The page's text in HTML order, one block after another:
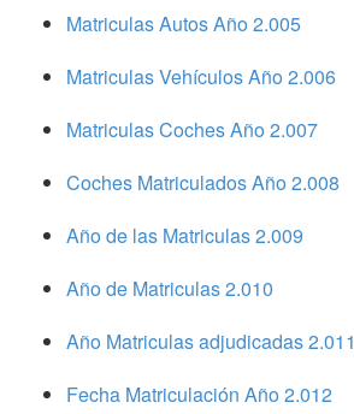
Matriculas Autos Año 2.005
Matriculas Vehículos Año 2.006
Matriculas Coches Año 2.007
Coches Matriculados Año 2.008
Año de las Matriculas 2.009
Año de Matriculas 2.010
Año Matriculas adjudicadas 2.011
Fecha Matriculación Año 2.012